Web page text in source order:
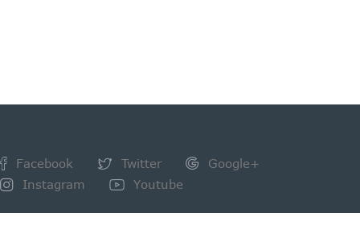
Facebook Twitter
Google+
Instagram
Youtube